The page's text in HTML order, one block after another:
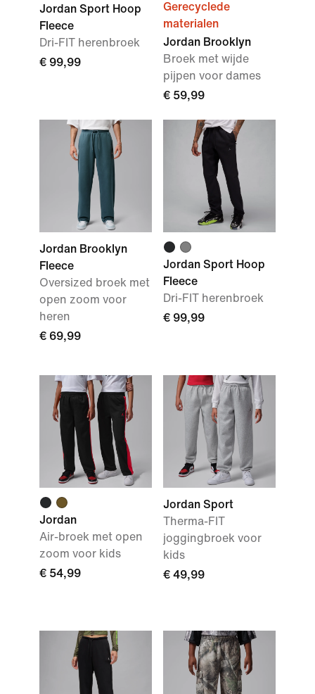
Jordan Sport Hoop
Fleece
Dri-FIT herenbroek
€ 99,99
Gerecyclede
materialen
Jordan Brooklyn
Broek met wijde
pijpen voor dames
€ 59,99
Jordan Brooklyn
Fleece
Oversized broek met
open zoom voor
heren
€ 69,99
Jordan Sport Hoop
Fleece
Dri-FIT herenbroek
€ 99,99
Jordan
Air-broek met open
zoom voor kids
€ 54,99
Jordan Sport
Therma-FIT
joggingbroek voor
kids
€ 49,99